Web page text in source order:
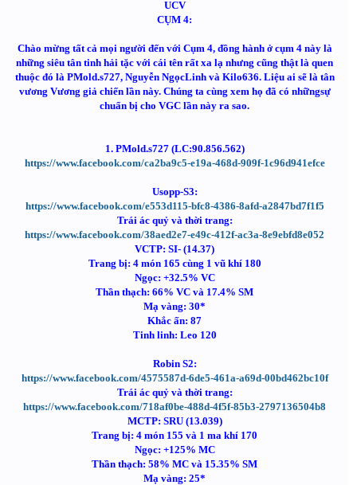
UCV
CỤM 4:
Chào mừng tất cả mọi người đến với Cụm 4, đồng hành ở cụm 4 này là
những siêu tân tinh hải tặc với cái tên rất xa lạ nhưng cũng thật là quen
thuộc đó là PMold.s727, Nguyễn NgọcLinh và Kilo636. Liệu ai sẽ là tân
vương Vương giả chiến lần này. Chúng ta cùng xem họ đã có nhữngsự
chuẩn bị cho VGC lần này ra sao.
1. PMold.s727 (LC:90.856.562)
https://www.facebook.com/ca2ba9c5-e19a-468d-909f-1c96d941efce
Usopp-S3:
https://www.facebook.com/e553d115-bfc8-4386-8afd-a2847bd7f1f5
Trái ác quỷ và thời trang:
https://www.facebook.com/38aed2e7-e49c-412f-ac3a-8e9ebfd8e052
VCTP: SI- (14.37)
Trang bị: 4 món 165 cùng 1 vũ khí 180
Ngọc: +32.5% VC
Thần thạch: 66% VC và 17.4% SM
Mạ vàng: 30*
Khắc ấn: 87
Tinh linh: Leo 120
Robin S2:
https://www.facebook.com/4575587d-6de5-461a-a69d-00bd462bc10f
Trái ác quỷ và thời trang:
https://www.facebook.com/718af0be-488d-4f5f-85b3-2797136504b8
MCTP: SRU (13.039)
Trang bị: 4 món 155 và 1 ma khí 170
Ngọc: +125% MC
Thần thạch: 58% MC và 15.35% SM
Mạ vàng: 25*